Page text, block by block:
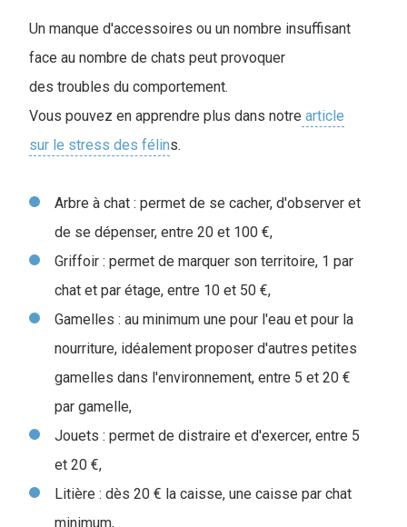
Un manque d'accessoires ou un nombre insuffisant
face au nombre de chats peut provoquer
des troubles du comportement.
Vous pouvez en apprendre plus dans notre article
sur le stress des félins.
Arbre à chat : permet de se cacher, d'observer et
de se dépenser, entre 20 et 100 €,
Griffoir : permet de marquer son territoire, 1 par
chat et par étage, entre 10 et 50 €,
Gamelles : au minimum une pour l'eau et pour la
nourriture, idéalement proposer d'autres petites
gamelles dans l'environnement, entre 5 et 20 €
par gamelle,
Jouets : permet de distraire et d'exercer, entre 5
et 20 €,
Litière : dès 20 € la caisse, une caisse par chat
minimum,